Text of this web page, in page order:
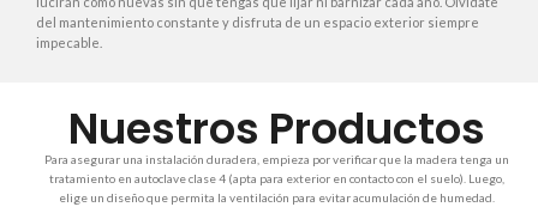
del mantenimiento constante y disfruta de un espacio exterior siempre
impecable.
Nuestros Productos
Para asegurar una instalación duradera, empieza por verificar que la madera tenga un
tratamiento en autoclave clase 4 (apta para exterior en contacto con el suelo). Luego,
elige un diseño que permita la ventilación para evitar acumulación de humedad.